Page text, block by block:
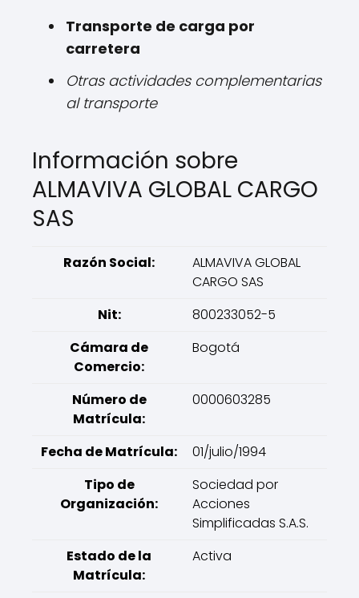
Transporte de carga por
carretera
Otras actividades complementarias
al transporte
Información sobre
ALMAVIVA GLOBAL CARGO
SAS
Razón Social:
ALMAVIVA GLOBAL
CARGO SAS
Nit:
800233052-5
Cámara de
Comercio:
Bogotá
Número de
Matrícula:
0000603285
Fecha de Matrícula:
01/julio/1994
Tipo de
Organización:
Sociedad por
Acciones
Simplificadas S.A.S.
Estado de la
Matrícula:
Activa